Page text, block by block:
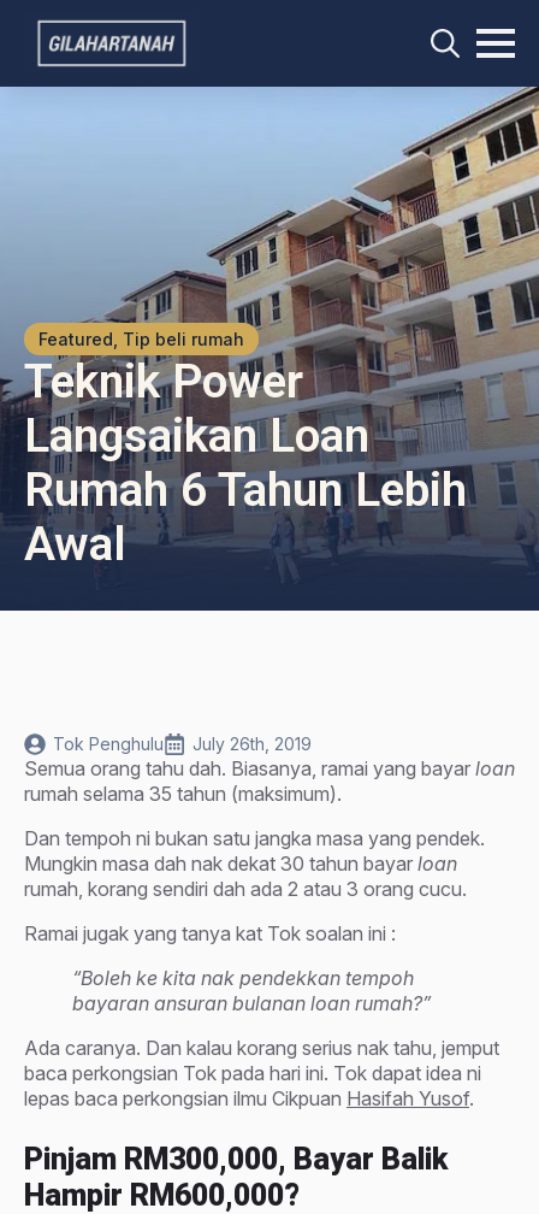
Search
Featured, Tip beli rumah
Teknik Power
Langsaikan Loan
Rumah 6 Tahun Lebih
Awal
Tok Penghulu July 26th, 2019
Semua orang tahu dah. Biasanya, ramai yang bayar loan
rumah selama 35 tahun (maksimum).
Dan tempoh ni bukan satu jangka masa yang pendek.
Mungkin masa dah nak dekat 30 tahun bayar loan
rumah, korang sendiri dah ada 2 atau 3 orang cucu.
Ramai jugak yang tanya kat Tok soalan ini :
“Boleh ke kita nak pendekkan tempoh
bayaran ansuran bulanan loan rumah?”
Ada caranya. Dan kalau korang serius nak tahu, jemput
baca perkongsian Tok pada hari ini. Tok dapat idea ni
lepas baca perkongsian ilmu Cikpuan Hasifah Yusof.
Pinjam RM300,000, Bayar Balik
Hampir RM600,000?